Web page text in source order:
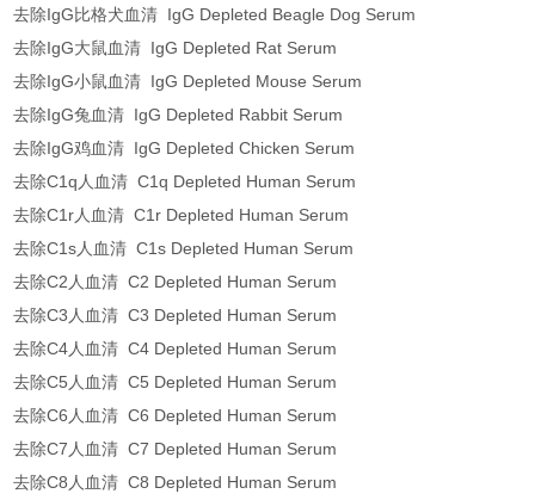
去除IgG比格犬血清 IgG Depleted Beagle Dog Serum
去除IgG大鼠血清 IgG Depleted Rat Serum
去除IgG小鼠血清 IgG Depleted Mouse Serum
去除IgG兔血清 IgG Depleted Rabbit Serum
去除IgG鸡血清 IgG Depleted Chicken Serum
去除C1q人血清 C1q Depleted Human Serum
去除C1r人血清 C1r Depleted Human Serum
去除C1s人血清 C1s Depleted Human Serum
去除C2人血清 C2 Depleted Human Serum
去除C3人血清 C3 Depleted Human Serum
去除C4人血清 C4 Depleted Human Serum
去除C5人血清 C5 Depleted Human Serum
去除C6人血清 C6 Depleted Human Serum
去除C7人血清 C7 Depleted Human Serum
去除C8人血清 C8 Depleted Human Serum